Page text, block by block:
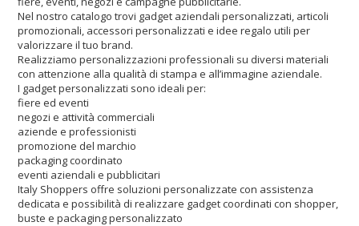
Nel nostro catalogo trovi gadget aziendali personalizzati, articoli
promozionali, accessori personalizzati e idee regalo utili per
valorizzare il tuo brand.
Realizziamo personalizzazioni professionali su diversi materiali
con attenzione alla qualità di stampa e all’immagine aziendale.
I gadget personalizzati sono ideali per:
fiere ed eventi
negozi e attività commerciali
aziende e professionisti
promozione del marchio
packaging coordinato
eventi aziendali e pubblicitari
Italy Shoppers offre soluzioni personalizzate con assistenza
dedicata e possibilità di realizzare gadget coordinati con shopper,
buste e packaging personalizzato